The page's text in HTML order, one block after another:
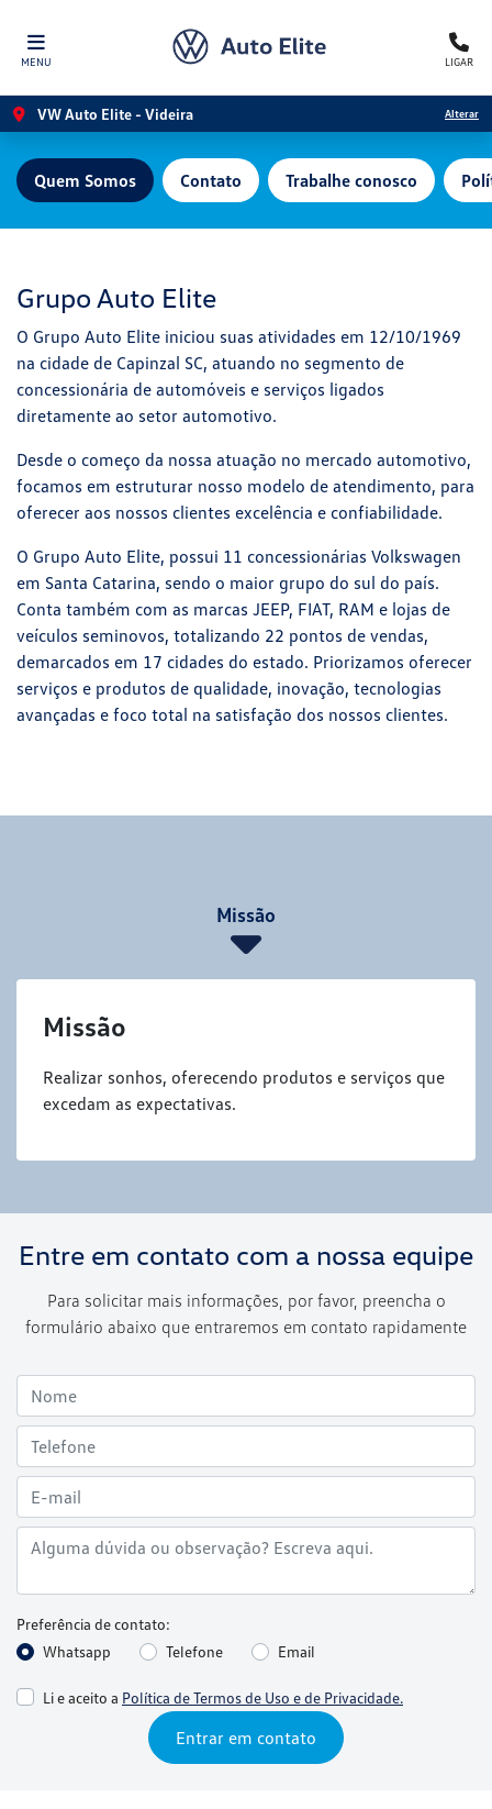
MENU LIGAR
VW Auto Elite - Videira Alterar
Quem Somos Contato Trabalhe conosco
Grupo Auto Elite
O Grupo Auto Elite iniciou suas atividades em 12/10/1969
na cidade de Capinzal SC, atuando no segmento de
concessionária de automóveis e serviços ligados
diretamente ao setor automotivo.
Desde o começo da nossa atuação no mercado automotivo,
focamos em estruturar nosso modelo de atendimento, para
oferecer aos nossos clientes excelência e confiabilidade.
O Grupo Auto Elite, possui 11 concessionárias Volkswagen
em Santa Catarina, sendo o maior grupo do sul do país.
Conta também com as marcas JEEP, FIAT, RAM e lojas de
veículos seminovos, totalizando 22 pontos de vendas,
demarcados em 17 cidades do estado. Priorizamos oferecer
serviços e produtos de qualidade, inovação, tecnologias
avançadas e foco total na satisfação dos nossos clientes.
Missão
Missão
Realizar sonhos, oferecendo produtos e serviços que
excedam as expectativas.
Entre em contato com a nossa equipe
Para solicitar mais informações, por favor, preencha o
formulário abaixo que entraremos em contato rapidamente
Preferência de contato:
Whatsapp
Telefone Email
Li e aceito a Política de Termos de Uso e de Privacidade.
Entrar em contato